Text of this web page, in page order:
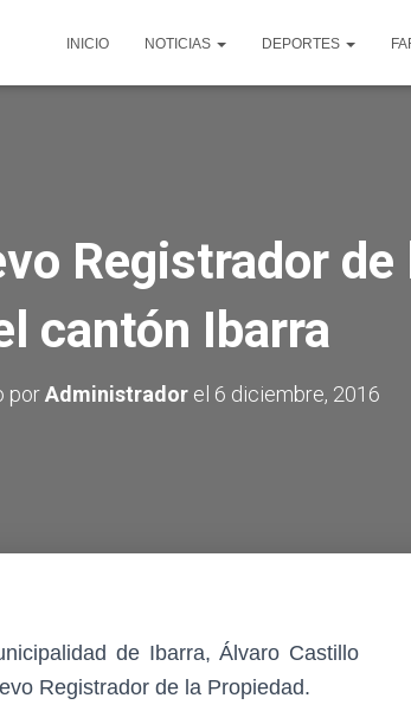
INICIO NOTICIAS DEPORTES
Registrador de
cantón Ibarra
porAdministradorel 6 diciembre, 2016
de Ibarra, Álvaro Castillo
Registrador de la Propiedad.